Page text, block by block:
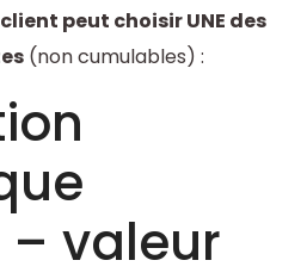
peut choisir UNE des
(non cumulables) :
– valeur